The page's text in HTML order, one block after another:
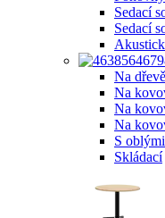
Sedací
Sedací
Na
Na
Na
Na
S
Skládací